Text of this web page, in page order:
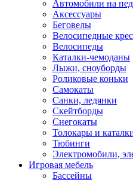
Автомобили на
Аксессуары
Беговелы
Велосипедные
Велосипеды
Каталки-чемоданы
Лыжи, сноуборды
Роликовые коньки
Самокаты
Санки, ледянки
Скейтборды
Снегокаты
Толокары и
Тюбинги
Электромобили,
Игровая мебель
Бассейны